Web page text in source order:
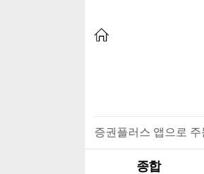
증권플러스 앱으로 주
종합